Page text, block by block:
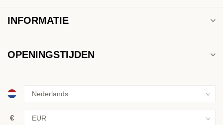
INFORMATIE
OPENINGSTIJDEN
€